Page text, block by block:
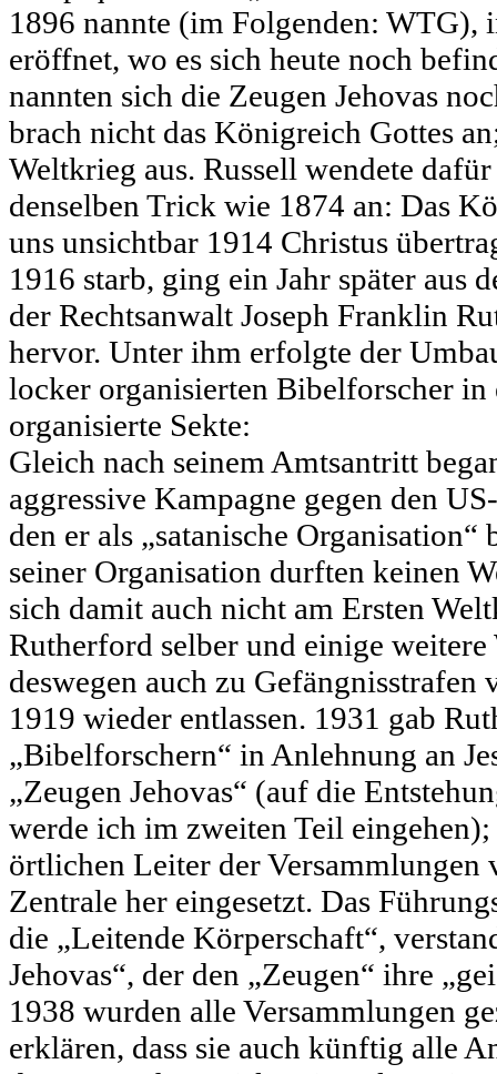
1896 nannte (im Folgenden:
eröffnet, wo es sich heute noch
nannten sich die Zeugen Jehovas
brach nicht das Königreich Gottes
Weltkrieg aus. Russell wendete
denselben Trick wie 1874 an: Das
uns unsichtbar 1914 Christus
1916 starb, ging ein Jahr später aus
der Rechtsanwalt Joseph Franklin
hervor. Unter ihm erfolgte der
locker organisierten Bibelforscher
organisierte Sekte:
Gleich nach seinem Amtsantritt
aggressive Kampagne gegen den
den er als „satanische
seiner Organisation durften keinen
sich damit auch nicht am Ersten
Rutherford selber und einige
deswegen auch zu Gefängnisstrafen
1919 wieder entlassen. 1931 gab
„Bibelforschern“ in Anlehnung an
„Zeugen Jehovas“ (auf die
werde ich im zweiten Teil
örtlichen Leiter der Versammlungen
Zentrale her eingesetzt. Das
die „Leitende Körperschaft“,
Jehovas“, der den „Zeugen“ ihre
1938 wurden alle Versammlungen
erklären, dass sie auch künftig alle